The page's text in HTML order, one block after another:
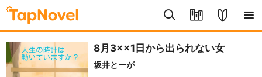
8月3××1日から出られない女
坂井とーが